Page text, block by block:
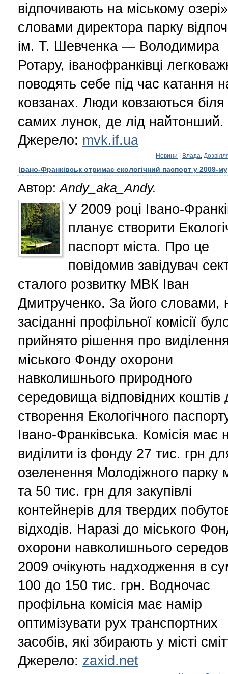
відпочивають на міському
словами директора парку
ім. Т. Шевченка — Володимира
Ротару, іванофранківці
поводять себе під час катання
ковзанах. Люди ковзаються біля
самих лунок, де лід найтонший.
Джерело: mvk.if.ua
Новини Влада,
Івано-Франківськ отримає екологічний паспорт у 2009-му
Автор:Andy_aka_Andy.
У 2009 році Івано-
планує створити
паспорт міста. Про це
повідомив завідувач
сталого розвитку МВК Іван
Дмитрученко. За його словами,
засіданні профільної комісії
прийнято рішення про
міського Фонду охорони
навколишнього природного
середовища відповідних коштів
створення Екологічного
Івано-Франківська. Комісія має
виділити із фонду 27 тис. грн
озеленення Молодіжного парку
та 50 тис. грн для закупівлі
контейнерів для твердих
відходів. Наразі до міського
охорони навколишнього
2009 очікують надходження в
100 до 150 тис. грн. Водночас
профільна комісія має намір
оптимізувати рух транспортних
засобів, які збирають у місті
Джерело: zaxid.net